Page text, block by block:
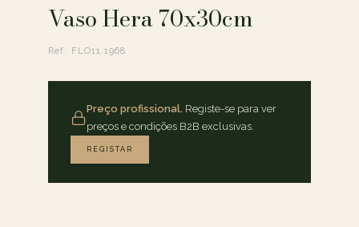
Vaso Hera 70x30cm
Ref. FLO11.1968
Preço profissional. Registe-se para ver
preços e condições B2B exclusivas.
REGISTAR